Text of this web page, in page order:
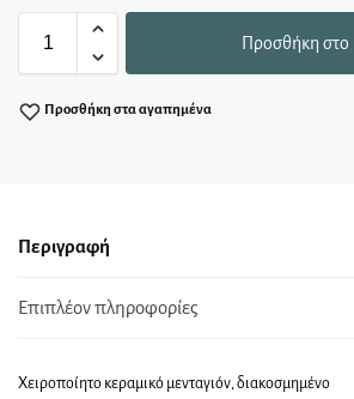
Προσθήκη στο
Προσθήκη στα αγαπημένα
Περιγραφή
Επιπλέον πληροφορίες
Χειροποίητο κεραμικό μενταγιόν, διακοσμημένο